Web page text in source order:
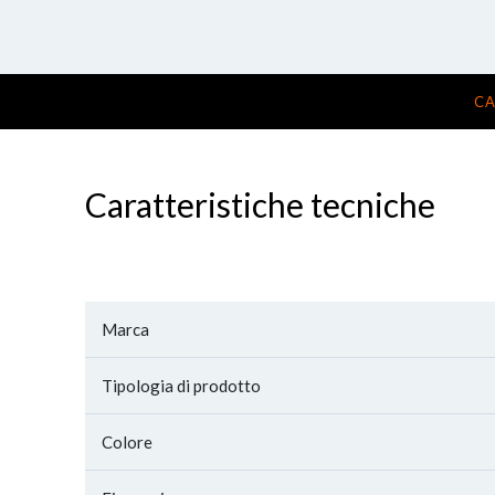
Caratteristiche tecniche
Marca
Tipologia di prodotto
Colore